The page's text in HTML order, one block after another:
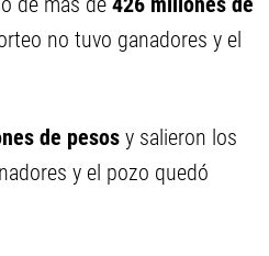
no tuvo ganadores y el
de pesos y salieron los
y el pozo quedó